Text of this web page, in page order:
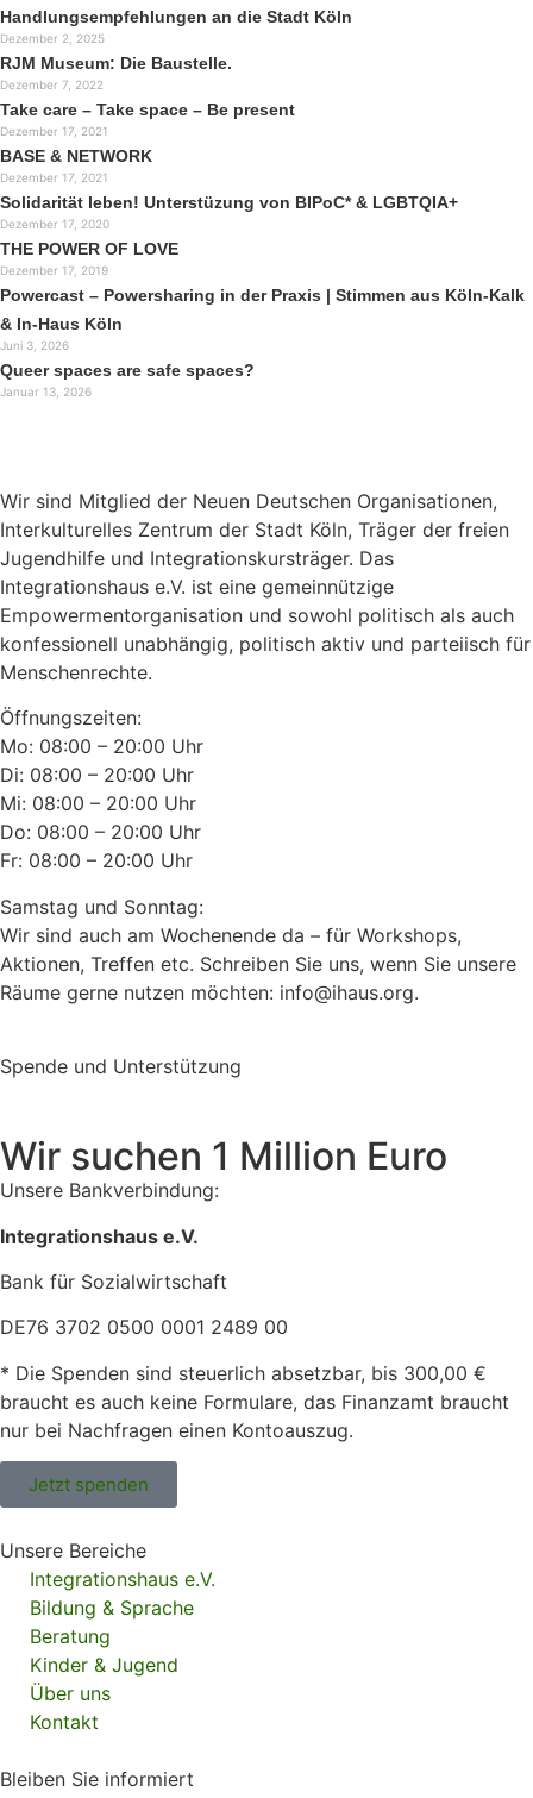
Handlungsempfehlungen an die Stadt Köln
Dezember 2, 2025
RJM Museum: Die Baustelle.
Dezember 7, 2022
Take care – Take space – Be present
Dezember 17, 2021
BASE & NETWORK
Dezember 17, 2021
Solidarität leben! Unterstüzung von BIPoC* & LGBTQIA+
Dezember 17, 2020
THE POWER OF LOVE
Dezember 17, 2019
Powercast – Powersharing in der Praxis | Stimmen aus Köln-Kalk
& In-Haus Köln
Juni 3, 2026
Queer spaces are safe spaces?
Januar 13, 2026
Wir sind Mitglied der Neuen Deutschen Organisationen,
Interkulturelles Zentrum der Stadt Köln, Träger der freien
Jugendhilfe und Integrationskursträger. Das
Integrationshaus e.V. ist eine gemeinnützige
Empowermentorganisation und sowohl politisch als auch
konfessionell unabhängig, politisch aktiv und parteiisch für
Menschenrechte.
Öffnungszeiten:
Mo: 08:00 – 20:00 Uhr
Di: 08:00 – 20:00 Uhr
Mi: 08:00 – 20:00 Uhr
Do: 08:00 – 20:00 Uhr
Fr: 08:00 – 20:00 Uhr
Samstag und Sonntag:
Wir sind auch am Wochenende da – für Workshops,
Aktionen, Treffen etc. Schreiben Sie uns, wenn Sie unsere
Räume gerne nutzen möchten: info@ihaus.org.
Spende und Unterstützung
Wir suchen 1 Million Euro
Unsere Bankverbindung:
Integrationshaus e.V.
Bank für Sozialwirtschaft
DE76 3702 0500 0001 2489 00
* Die Spenden sind steuerlich absetzbar, bis 300,00 €
braucht es auch keine Formulare, das Finanzamt braucht
nur bei Nachfragen einen Kontoauszug.
Jetzt spenden
Unsere Bereiche
Integrationshaus e.V.
Bildung & Sprache
Beratung
Kinder & Jugend
Über uns
Kontakt
Bleiben Sie informiert